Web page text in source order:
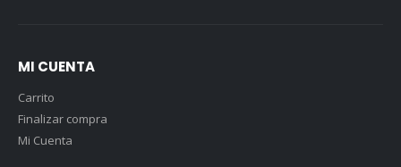
MI CUENTA
Carrito
Finalizar compra
Mi Cuenta